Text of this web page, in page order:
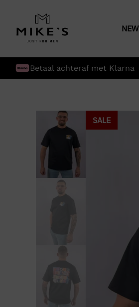
NEW
Betaal achteraf met Klarna
SALE